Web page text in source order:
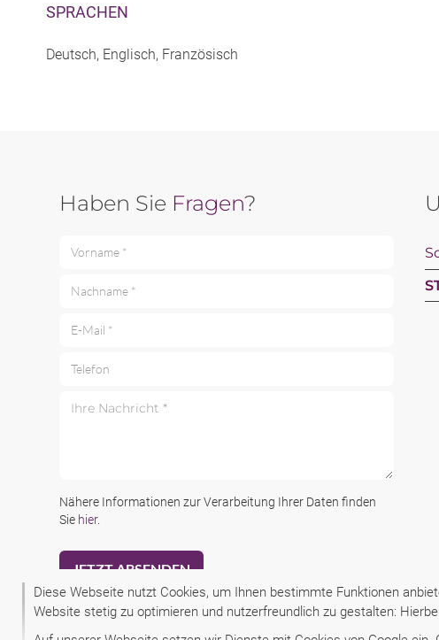
Diese Webseite nutzt Cookies, um Ihnen bestimmte Funktionen
Website stetig zu optimieren und nutzerfreundlich zu gestalten:
SPRACHEN
Deutsch, Englisch, Französisch
Haben Sie Fragen?
Vorname *
Nachname *
E-Mail *
Telefon
Nähere Informationen zur Verarbeitung Ihrer Daten finden
Sie hier.